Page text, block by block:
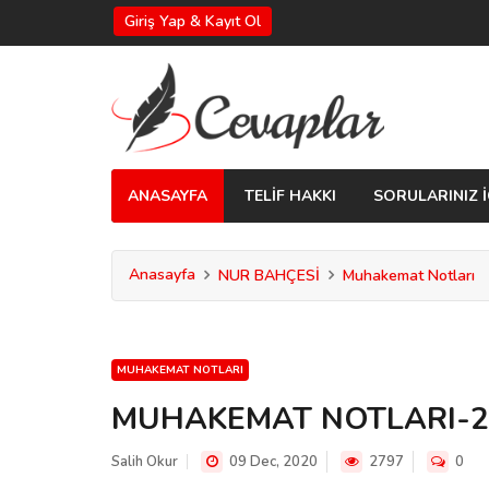
Giriş Yap & Kayıt Ol
ANASAYFA TELİF HAKKI SORULARINIZ
Anasayfa NUR BAHÇESİ Muhakemat Notları
MUHAKEMAT NOTLARI
MUHAKEMAT NOTLARI-
Salih Okur 09 Dec, 2020 2797 0